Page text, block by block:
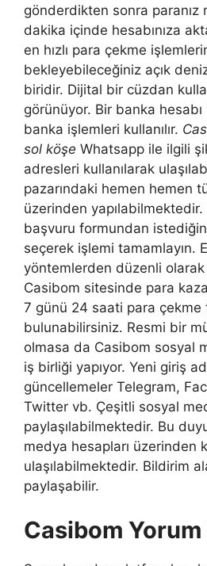
gönderdikten sonra paranız
dakika içinde hesabınıza
en hızlı para çekme
bekleyebileceğiniz açık
biridir. Dijital bir cüzdan
görünüyor. Bir banka
banka işlemleri kullanılır.
sol köşe Whatsapp ile ilgili
adresleri kullanılarak
pazarındaki hemen hemen
üzerinden yapılabilmektedir.
başvuru formundan
seçerek işlemi tamamlayın.
yöntemlerden düzenli
Casibom sitesinde para
7 günü 24 saati para çekme
bulunabilirsiniz. Resmi bir
olmasa da Casibom sosyal
iş birliği yapıyor. Yeni giriş
güncellemeler Telegram,
Twitter vb. Çeşitli sosyal
paylaşılabilmektedir. Bu
medya hesapları üzerinden
ulaşılabilmektedir. Bildirim
paylaşabilir.
Casibom Yorum